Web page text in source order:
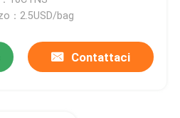
：2.5USD/bag
Contattaci